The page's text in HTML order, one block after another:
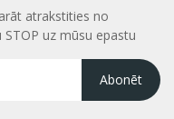
atrakstities no
uz mūsu epastu
Abonēt